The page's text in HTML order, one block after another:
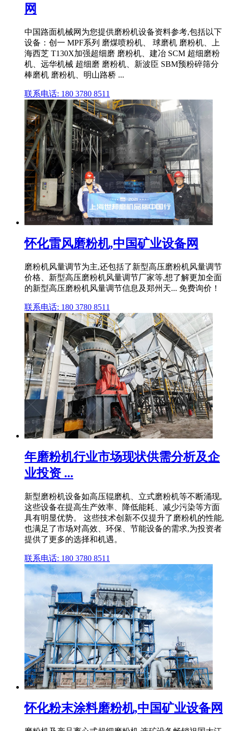
网
中国路面机械网为您提供磨粉机设备资料参考,包括以下
设备：创一 MPF系列 磨煤喷粉机、 球磨机 磨粉机、上
海西芝 T130X加强超细磨 磨粉机、建冶 SCM 超细磨粉
机、远华机械 超细磨 磨粉机、新波臣 SBM预粉碎筛分
棒磨机 磨粉机、明山路桥 ...
联系电话: 180 3780 8511
怀化雷风磨粉机,中国矿业设备网
磨粉机风量调节为主,还包括了新型高压磨粉机风量调节
价格、新型高压磨粉机风量调节厂家等,想了解更加全面
的新型高压磨粉机风量调节信息及郑州天... 免费询价！
联系电话: 180 3780 8511
年磨粉机行业市场现状供需分析及企
业投资 ...
新型磨粉机设备如高压辊磨机、立式磨粉机等不断涌现,
这些设备在提高生产效率、降低能耗、减少污染等方面
具有明显优势。 这些技术创新不仅提升了磨粉机的性能,
也满足了市场对高效、环保、节能设备的需求,为投资者
提供了更多的选择和机遇。
联系电话: 180 3780 8511
怀化粉末涂料磨粉机,中国矿业设备网